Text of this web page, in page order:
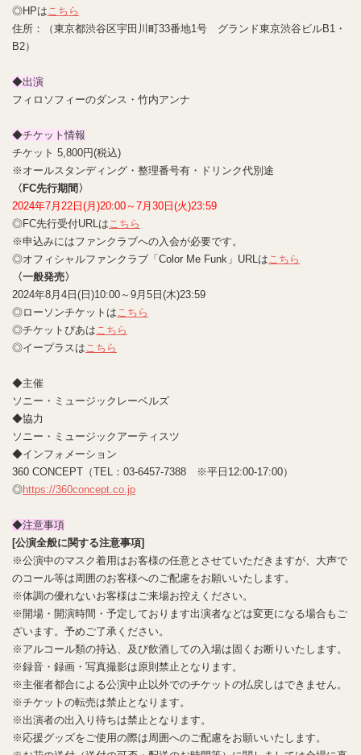
◎HPは こちら
住所：（東京都渋谷区宇田川町33番地1号 グランド東京渋谷ビルB1・
B2）
◆出演
フィロソフィーのダンス・竹内アンナ
◆チケット情報
チケット 5,800円(税込)
※オールスタンディング・整理番号有・ドリンク代別途
〈FC先行期間〉
2024年7月22日(月)20:00～7月30日(火)23:59
◎FC先行受付URLは こちら
※申込みにはファンクラブへの入会が必要です。
◎オフィシャルファンクラブ「Color Me Funk」URLは こちら
〈一般発売〉
2024年8月4日(日)10:00～9月5日(木)23:59
◎ローソンチケットは こちら
◎チケットぴあは こちら
◎イープラスは こちら
◆主催
ソニー・ミュージックレーベルズ
◆協力
ソニー・ミュージックアーティスツ
◆インフォメーション
360 CONCEPT（TEL：03-6457-7388 ※平日12:00-17:00）
◎https://360concept.co.jp
◆注意事項
[公演全般に関する注意事項]
※公演中のマスク着用はお客様の任意とさせていただきますが、大声で
のコール等は周囲のお客様へのご配慮をお願いいたします。
※体調の優れないお客様はご来場お控えください。
※開場・開演時間・予定しております出演者などは変更になる場合もご
ざいます。予めご了承ください。
※アルコール類の持込、及び飲酒しての入場は固くお断りいたします。
※録音・録画・写真撮影は原則禁止となります。
※主催者都合による公演中止以外でのチケットの払戻しはできません。
※チケットの転売は禁止となります。
※出演者の出入り待ちは禁止となります。
※応援グッズをご使用の際は周囲へのご配慮をお願いいたします。